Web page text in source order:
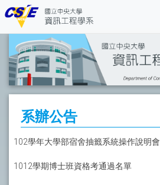
系辦公告
102學年大學部宿舍抽籤系統操作說明會
1012學期博士班資格考通過名單